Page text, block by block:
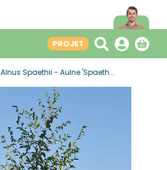
PROJET
Alnus Spaethii - Aulne 'Spaeth...